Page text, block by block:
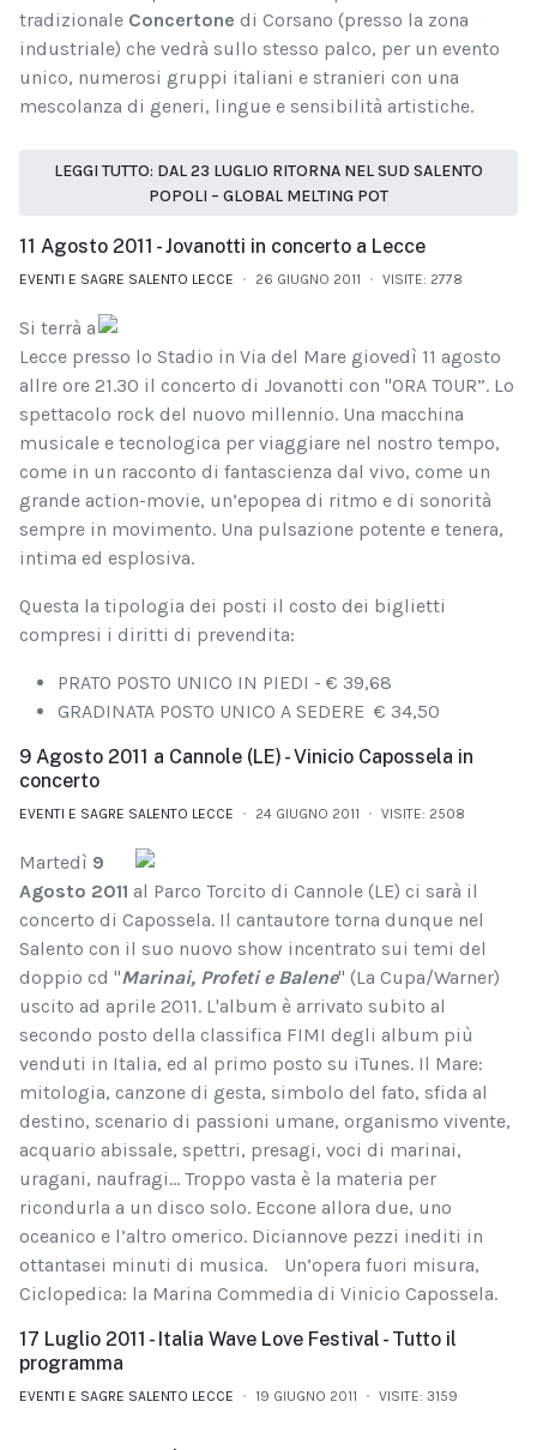
tradizionale Concertone di Corsano (presso la zona
industriale) che vedrà sullo stesso palco, per un evento
unico, numerosi gruppi italiani e stranieri con una
mescolanza di generi, lingue e sensibilità artistiche.
LEGGI TUTTO: DAL 23 LUGLIO RITORNA NEL SUD SALENTO
POPOLI – GLOBAL MELTING POT
11 Agosto 2011 - Jovanotti in concerto a Lecce
EVENTI E SAGRE SALENTO LECCE 26 GIUGNO 2011 VISITE: 2778
Si terrà a
Lecce presso lo Stadio in Via del Mare giovedì 11 agosto
allre ore 21.30 il concerto di Jovanotti con "ORA TOUR”. Lo
spettacolo rock del nuovo millennio. Una macchina
musicale e tecnologica per viaggiare nel nostro tempo,
come in un racconto di fantascienza dal vivo, come un
grande action-movie, un’epopea di ritmo e di sonorità
sempre in movimento. Una pulsazione potente e tenera,
intima ed esplosiva.
Questa la tipologia dei posti il costo dei biglietti
compresi i diritti di prevendita:
PRATO POSTO UNICO IN PIEDI - € 39,68
GRADINATA POSTO UNICO A SEDERE € 34,50
9 Agosto 2011 a Cannole (LE) - Vinicio Capossela in
concerto
EVENTI E SAGRE SALENTO LECCE 24 GIUGNO 2011 VISITE: 2508
Martedì 9
Agosto 2011 al Parco Torcito di Cannole (LE) ci sarà il
concerto di Capossela. Il cantautore torna dunque nel
Salento con il suo nuovo show incentrato sui temi del
doppio cd "Marinai, Profeti e Balene" (La Cupa/Warner)
uscito ad aprile 2011. L'album è arrivato subito al
secondo posto della classifica FIMI degli album più
venduti in Italia, ed al primo posto su iTunes. Il Mare:
mitologia, canzone di gesta, simbolo del fato, sfida al
destino, scenario di passioni umane, organismo vivente,
acquario abissale, spettri, presagi, voci di marinai,
uragani, naufragi… Troppo vasta è la materia per
ricondurla a un disco solo. Eccone allora due, uno
oceanico e l’altro omerico. Diciannove pezzi inediti in
ottantasei minuti di musica. Un’opera fuori misura,
Ciclopedica: la Marina Commedia di Vinicio Capossela.
17 Luglio 2011 - Italia Wave Love Festival - Tutto il
programma
EVENTI E SAGRE SALENTO LECCE 19 GIUGNO 2011 VISITE: 3159